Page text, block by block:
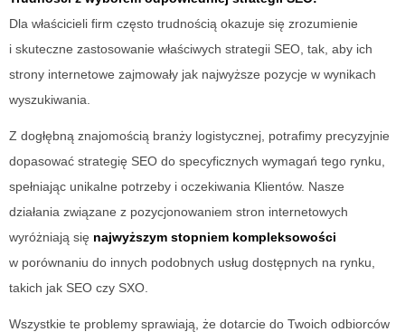
Dla właścicieli firm często trudnością okazuje się zrozumienie
i skuteczne zastosowanie właściwych strategii SEO, tak, aby ich
strony internetowe zajmowały jak najwyższe pozycje w wynikach
wyszukiwania.
Z dogłębną znajomością branży logistycznej, potrafimy precyzyjnie
dopasować strategię SEO do specyficznych wymagań tego rynku,
spełniając unikalne potrzeby i oczekiwania Klientów. Nasze
działania związane z pozycjonowaniem stron internetowych
wyróżniają się najwyższym stopniem kompleksowości
w porównaniu do innych podobnych usług dostępnych na rynku,
takich jak SEO czy SXO.
Wszystkie te problemy sprawiają, że dotarcie do Twoich odbiorców